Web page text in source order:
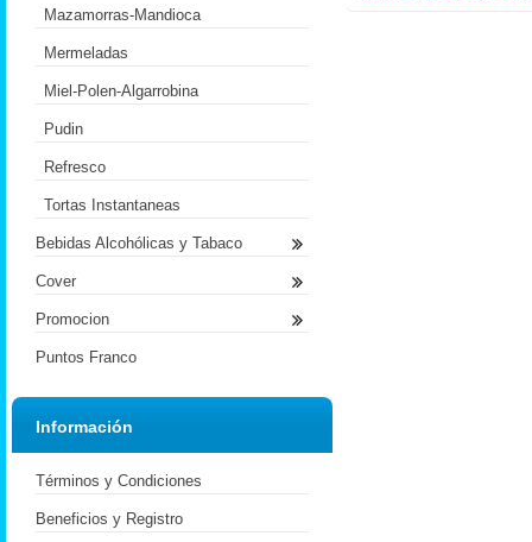
Mazamorras-Mandioca
Mermeladas
Miel-Polen-Algarrobina
Pudin
Refresco
Tortas Instantaneas
Bebidas Alcohólicas y Tabaco
Cover
Promocion
Puntos Franco
Información
Términos y Condiciones
Beneficios y Registro